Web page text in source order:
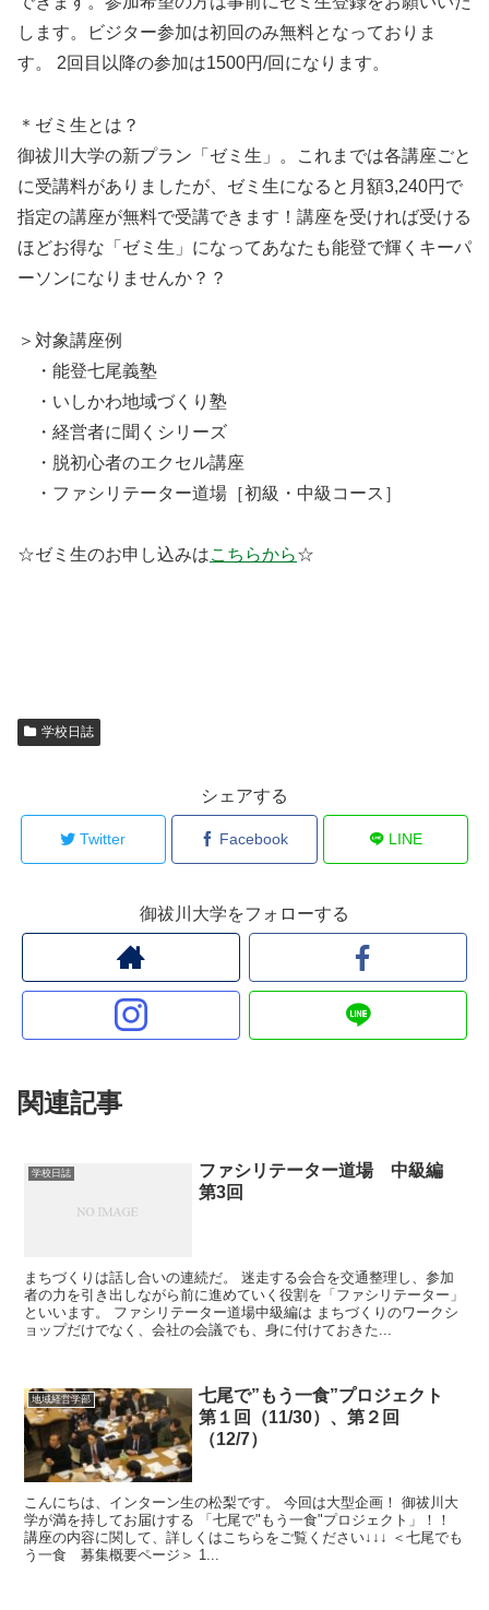
します。ビジター参加は初回のみ無料となっておりま
す。 2回目以降の参加は1500円/回になります。
＊ゼミ生とは？
御祓川大学の新プラン「ゼミ生」。これまでは各講座ごと
に受講料がありましたが、ゼミ生になると月額3,240円で
指定の講座が無料で受講できます！講座を受ければ受ける
ほどお得な「ゼミ生」になってあなたも能登で輝くキーパ
ーソンになりませんか？？
＞対象講座例
・能登七尾義塾
・いしかわ地域づくり塾
・経営者に聞くシリーズ
・脱初心者のエクセル講座
・ファシリテーター道場［初級・中級コース］
☆ゼミ生のお申し込みはこちらから☆
学校日誌
シェアする
Twitter Facebook LINE
御祓川大学をフォローする
関連記事
学校日誌
ファシリテーター道場 中級編
第3回
まちづくりは話し合いの連続だ。 迷走する会合を交通整理し、参加
者の力を引き出しながら前に進めていく役割を「ファシリテーター」
といいます。 ファシリテーター道場中級編は まちづくりのワークシ
ョップだけでなく、会社の会議でも、身に付けておきた...
地域経営学部
七尾で”もう一食”プロジェクト
第１回（11/30）、第２回
（12/7）
こんにちは、インターン生の松梨です。 今回は大型企画！ 御祓川大
学が満を持してお届けする 「七尾で"もう一食"プロジェクト」！！
講座の内容に関して、詳しくはこちらをご覧ください↓↓↓ ＜七尾でも
う一食 募集概要ページ＞ 1...